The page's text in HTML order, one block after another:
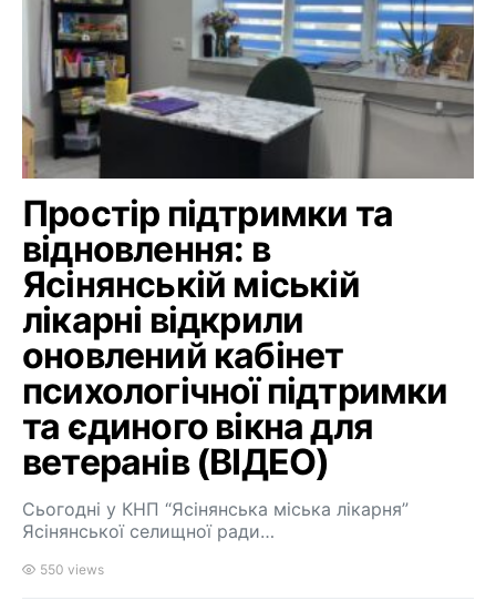
Простір підтримки та
відновлення: в
Ясінянській міській
лікарні відкрили
оновлений кабінет
психологічної підтримки
та єдиного вікна для
ветеранів (ВІДЕО)
Сьогодні у КНП “Ясінянська міська лікарня”
Ясінянської селищної ради…
550 views